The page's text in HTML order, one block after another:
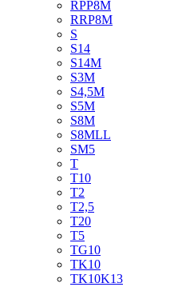
RPP8M
RRP8M
S
S14
S14M
S3M
S4,5M
S5M
S8M
S8MLL
SM5
T
T10
T2
T2,5
T20
T5
TG10
TK10
TK10K13